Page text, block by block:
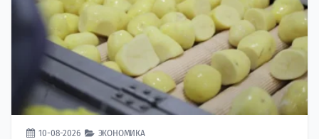
10-08-2026 ЭКОНОМИКА